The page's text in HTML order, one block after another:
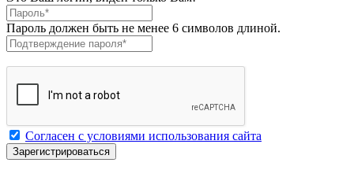
Пароль*
Пароль должен быть не менее 6 символов длиной.
Подтверждение пароля
Согласен с условиями использования сайта